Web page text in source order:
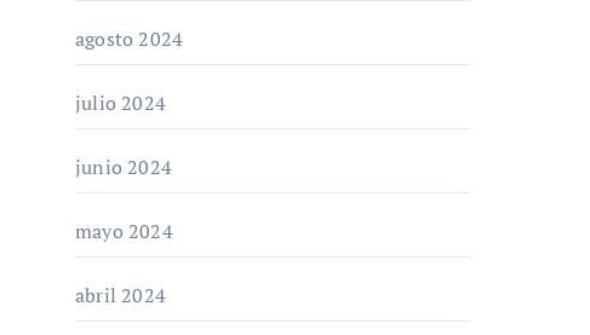
agosto 2024
julio 2024
junio 2024
mayo 2024
abril 2024